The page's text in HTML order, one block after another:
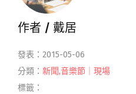
作者 / 戴居
發表：2015-05-06
分類： 新聞,音樂節｜現場
標籤：